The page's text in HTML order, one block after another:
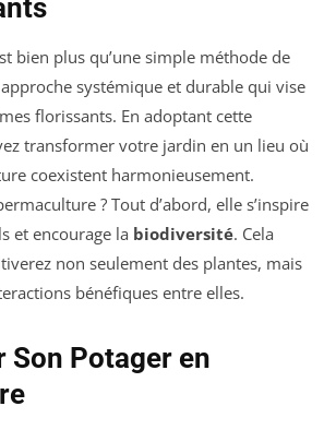
bien plus qu’une simple méthode de
approche systémique et durable qui vise
florissants. En adoptant cette
transformer votre jardin en un lieu où
coexistent harmonieusement.
? Tout d’abord, elle s’inspire
et encourage la biodiversité. Cela
non seulement des plantes, mais
bénéfiques entre elles.
Son Potager en